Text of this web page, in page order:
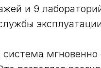
и 9
мгновенно